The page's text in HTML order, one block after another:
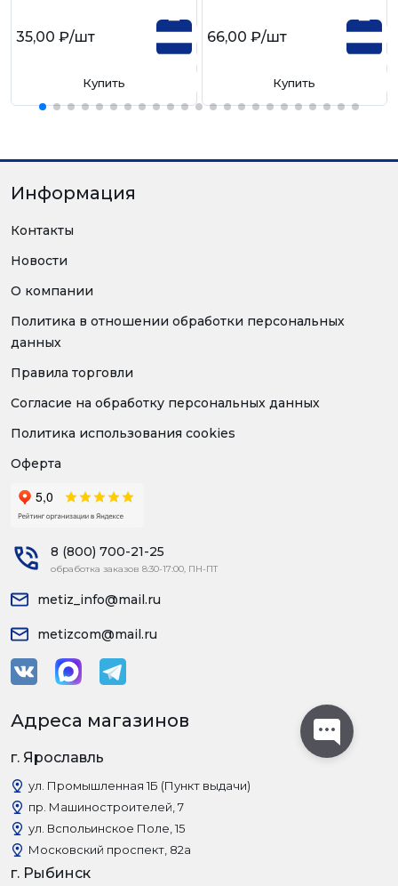
35,00 ₽/шт
Купить
66,00 ₽/шт
Купить
Информация
Контакты
Новости
О компании
Политика в отношении обработки персональных
данных
Правила торговли
Согласие на обработку персональных данных
Политика использования cookies
Оферта
8 (800) 700-21-25
обработка заказов 8:30-17:00, ПН-ПТ
metiz_info@mail.ru
metizcom@mail.ru
Адреса магазинов
г. Ярославль
ул. Промышленная 1Б (Пункт выдачи)
пр. Машиностроителей, 7
ул. Вспольинское Поле, 15
Московский проспект, 82а
г. Рыбинск